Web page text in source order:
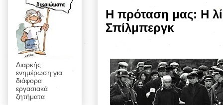
Η πρόταση μας: Η
Σπίλμπεργκ
Διαρκής
ενημέρωση για
διάφορα
εργασιακά
ζητήματα